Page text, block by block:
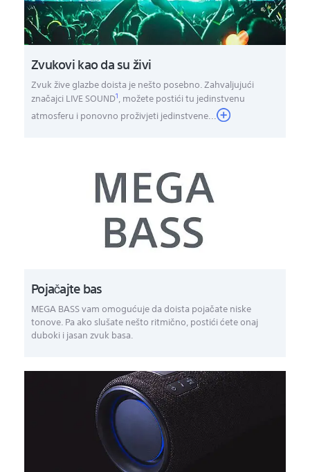
Zvukovi kao da su živi
Zvuk žive glazbe doista je nešto posebno. Zahvaljujući
značajci LIVE SOUND1, možete postići tu jedinstvenu
atmosferu i ponovno proživjeti jedinstvene...
Pojačajte bas
MEGA BASS vam omogućuje da doista pojačate niske
tonove. Pa ako slušate nešto ritmično, postići ćete onaj
duboki i jasan zvuk basa.